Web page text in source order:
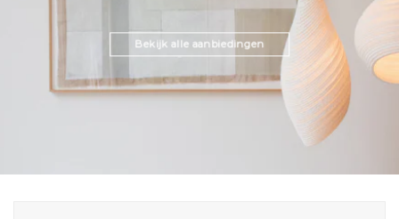
Bekijk alle aanbiedingen